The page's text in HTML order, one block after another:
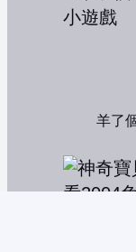
羊了